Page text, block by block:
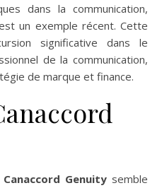
dans la communication,
un exemple récent. Cette
significative dans le
de la communication,
de marque et finance.
Canaccord Genuitysemble